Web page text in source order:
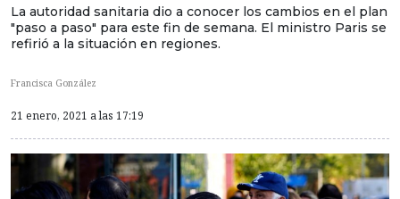
La autoridad sanitaria dio a conocer los cambios en el plan
"paso a paso" para este fin de semana. El ministro Paris se
refirió a la situación en regiones.
Francisca González
21 enero, 2021 a las 17:19